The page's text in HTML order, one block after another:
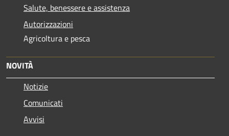
Salute, benessere e assistenza
Autorizzazioni
Agricoltura e pesca
NOVITÀ
Notizie
Comunicati
Avvisi